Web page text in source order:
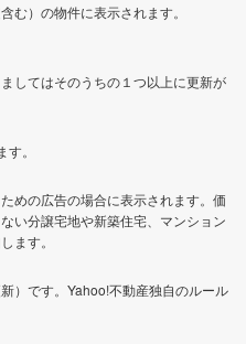
む）の物件に表示されます。
してはそのうちの１つ以上に更新が
。
めの広告の場合に表示されます。価
い分譲宅地や新築住宅、マンション
ます。
）です。Yahoo!不動産独自のルール